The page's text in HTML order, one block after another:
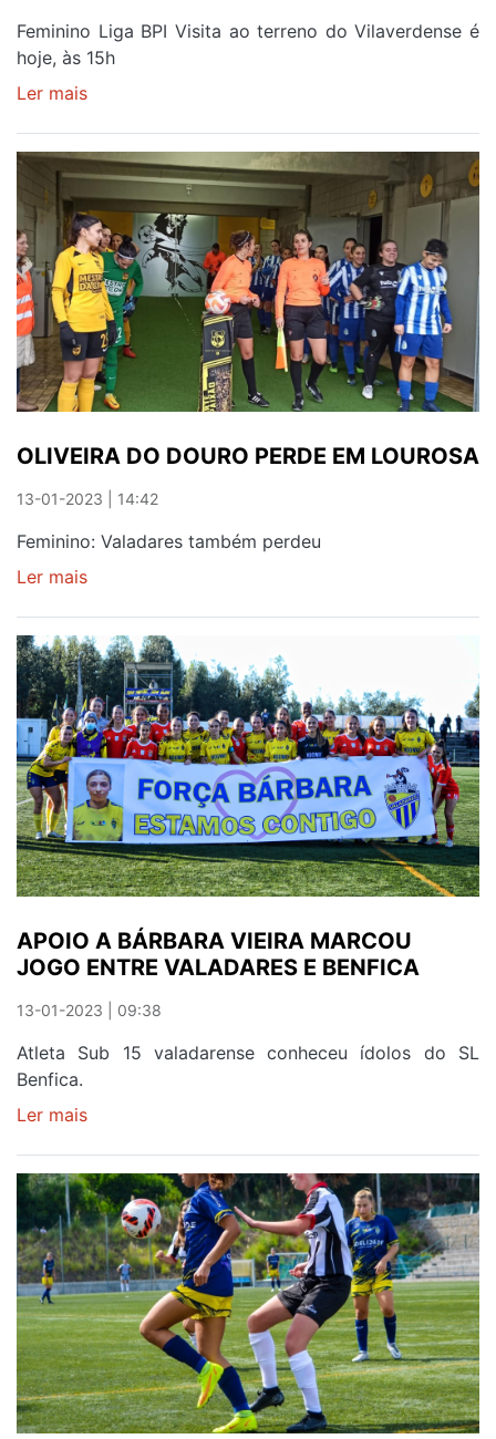
Feminino Liga BPI Visita ao terreno do Vilaverdense é
hoje, às 15h
Ler mais
EM
DÉRBI
NEM
SEMPRE
BEM
JOGADO
OLIVEIRA DO DOURO PERDE EM LOUROSA
13-01-2023 | 14:42
Feminino: Valadares também perdeu
Ler mais
DO
DOURO
PERDE
EM
LOUROSA
APOIO A BÁRBARA VIEIRA MARCOU
JOGO ENTRE VALADARES E BENFICA
13-01-2023 | 09:38
Atleta Sub 15 valadarense conheceu ídolos do SL
Benfica.
Ler mais
A
BÁRBARA
VIEIRA
MARCOU
JOGO
ENTRE
VALADARES
E
BENFICA